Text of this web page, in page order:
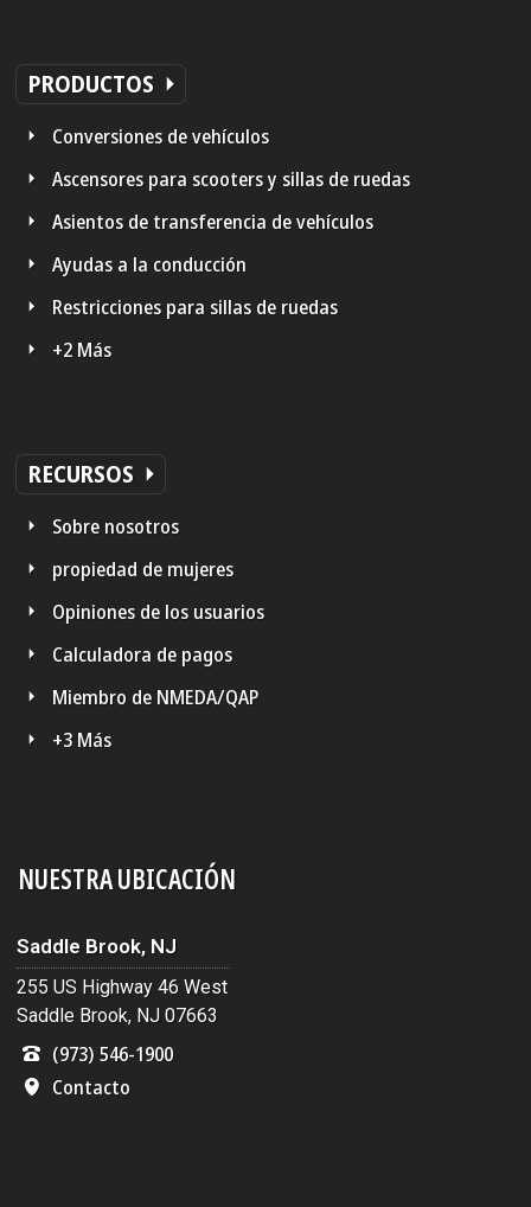
PRODUCTOS
Conversiones de vehículos
Ascensores para scooters y sillas de ruedas
Asientos de transferencia de vehículos
Ayudas a la conducción
Restricciones para sillas de ruedas
+2 Más
RECURSOS
Sobre nosotros
propiedad de mujeres
Opiniones de los usuarios
Calculadora de pagos
Miembro de NMEDA/QAP
+3 Más
NUESTRA UBICACIÓN
Saddle Brook, NJ
255 US Highway 46 West
Saddle Brook, NJ 07663
(973) 546-1900
Contacto